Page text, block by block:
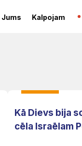
Jums Kalpojam
Kā Dievs bija
cēla Israēlam